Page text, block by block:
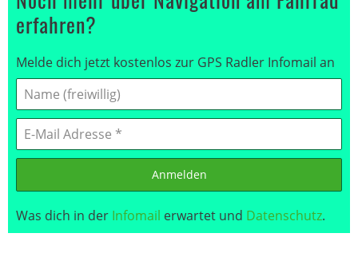
erfahren?
Melde dich jetzt kostenlos zur GPS Radler Infomail an
Anmelden
Was dich in der Infomail erwartet und Datenschutz.